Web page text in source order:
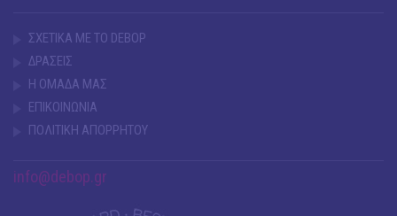
ΣΧΕΤΙΚΑ ΜΕ ΤΟ DEBOP
ΔΡΑΣΕΙΣ
Η ΟΜΑΔΑ ΜΑΣ
ΕΠΙΚΟΙΝΩΝΙΑ
ΠΟΛΙΤΙΚΗ ΑΠΟΡΡΗΤΟΥ
info@debop.gr